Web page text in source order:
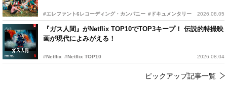
#エレファント6レコーディング・カンパニー #ドキュメンタリー 2026.08.05
『ガス人間』がNetflix TOP10でTOP3キープ！ 伝説的特撮映
画が現代によみがえる！
#Netflix #Netflix TOP10 2026.08.04
ピックアップ記事一覧